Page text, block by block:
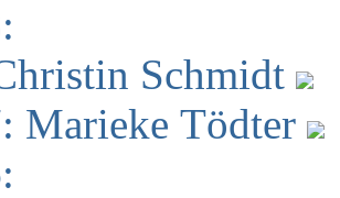
Schmidt
Marieke Tödter